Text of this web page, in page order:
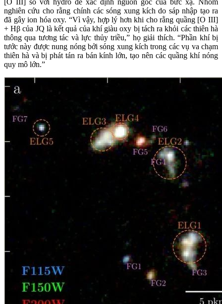
nghiên cứu cho rằng chính các sóng xung kích do sáp nhập tạo ra
đã gây ion hóa oxy. “Vì vậy, hợp lý hơn khi cho rằng quầng [O III]
+ Hβ của JQ là kết quả của khí giàu oxy bị tách ra khỏi các thiên hà
thông qua tương tác và lực thủy triều,” họ giải thích. “Phần khí bị
tước này được nung nóng bởi sóng xung kích trong các vụ va chạm
thiên hà và bị phát tán ra bán kính lớn, tạo nên các quầng khí nóng
quy mô lớn.”